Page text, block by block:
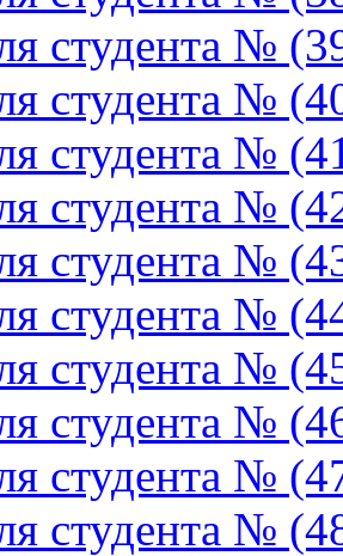
студента №
студента №
студента №
студента №
студента №
студента №
студента №
студента №
студента №
студента №